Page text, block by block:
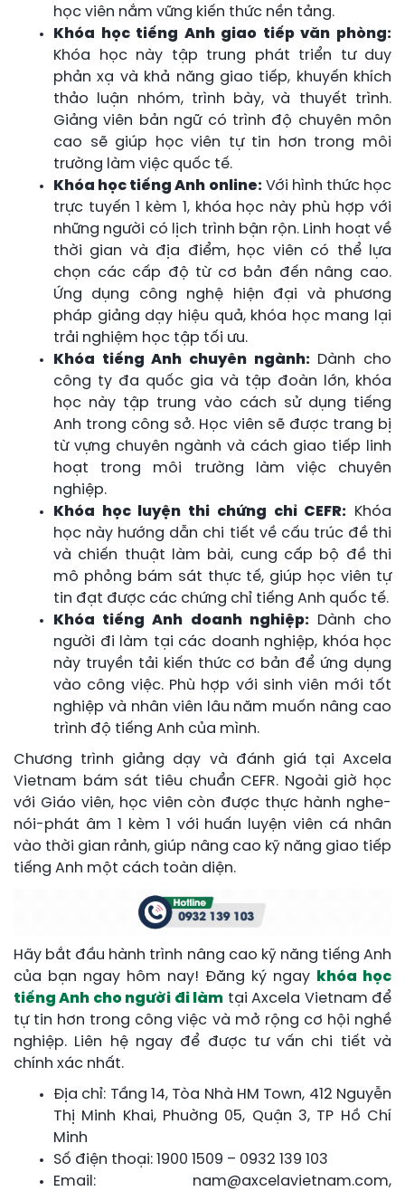
học viên nắm vững kiến thức nền tảng.
Khóa học tiếng Anh giao tiếp văn phòng:
Khóa học này tập trung phát triển tư duy
phản xạ và khả năng giao tiếp, khuyến khích
thảo luận nhóm, trình bày, và thuyết trình.
Giảng viên bản ngữ có trình độ chuyên môn
cao sẽ giúp học viên tự tin hơn trong môi
trường làm việc quốc tế.
Khóa học tiếng Anh online:Với hình thức học
trực tuyến 1 kèm 1, khóa học này phù hợp với
những người có lịch trình bận rộn. Linh hoạt về
thời gian và địa điểm, học viên có thể lựa
chọn các cấp độ từ cơ bản đến nâng cao.
Ứng dụng công nghệ hiện đại và phương
pháp giảng dạy hiệu quả, khóa học mang lại
trải nghiệm học tập tối ưu.
Khóa tiếng Anh chuyên ngành:Dành cho
công ty đa quốc gia và tập đoàn lớn, khóa
học này tập trung vào cách sử dụng tiếng
Anh trong công sở. Học viên sẽ được trang bị
từ vựng chuyên ngành và cách giao tiếp linh
hoạt trong môi trường làm việc chuyên
nghiệp.
Khóa học luyện thi chứng chỉ CEFR: Khóa
học này hướng dẫn chi tiết về cấu trúc đề thi
và chiến thuật làm bài, cung cấp bộ đề thi
mô phỏng bám sát thực tế, giúp học viên tự
tin đạt được các chứng chỉ tiếng Anh quốc tế.
Khóa tiếng Anh doanh nghiệp:Dành cho
người đi làm tại các doanh nghiệp, khóa học
này truyền tải kiến thức cơ bản để ứng dụng
vào công việc. Phù hợp với sinh viên mới tốt
nghiệp và nhân viên lâu năm muốn nâng cao
trình độ tiếng Anh của mình.
Chương trình giảng dạy và đánh giá tại Axcela
Vietnam bám sát tiêu chuẩn CEFR. Ngoài giờ học
với Giáo viên, học viên còn được thực hành nghe-
nói-phát âm 1 kèm 1 với huấn luyện viên cá nhân
vào thời gian rảnh, giúp nâng cao kỹ năng giao tiếp
tiếng Anh một cách toàn diện.
Hãy bắt đầu hành trình nâng cao kỹ năng tiếng Anh
của bạn ngay hôm nay! Đăng ký ngay
khóa học
tiếng Anh cho người đi làm tại Axcela Vietnam để
tự tin hơn trong công việc và mở rộng cơ hội nghề
nghiệp. Liên hệ ngay để được tư vấn chi tiết và
chính xác nhất.
Địa chỉ: Tầng 14, Tòa Nhà HM Town, 412 Nguyễn
Thị Minh Khai, Phuờng 05, Quận 3, TP Hồ Chí
Minh
Số điện thoại: 1900 1509 – 0932 139 103
Email: nam@axcelavietnam.com,